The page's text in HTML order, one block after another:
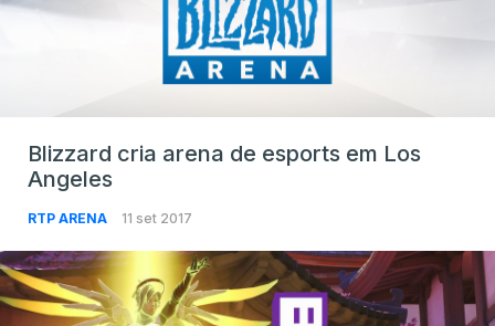
Blizzard cria arena de esports em Los
Angeles
RTP ARENA 11 set 2017